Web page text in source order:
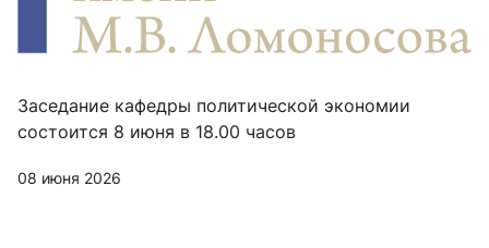
Заседание кафедры политической экономии
состоится 8 июня в 18.00 часов
08 июня 2026